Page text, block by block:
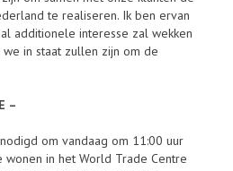
te realiseren. Ik ben ervan
additionele interesse zal wekken
in staat zullen zijn om de
–
om vandaag om 11:00 uur
in het World Trade Centre